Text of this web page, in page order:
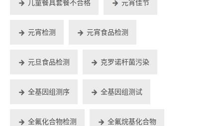
儿童餐具套餐不合格 元宵佳节
元宵检测 元宵食品检测
元旦食品检测 克罗诺杆菌污染
全基因组测序 全基因组测试
全氟化合物检测 全氟烷基化合物